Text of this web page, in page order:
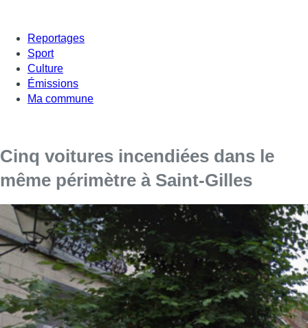
Reportages
Sport
Culture
Émissions
Ma commune
Cinq voitures incendiées dans le
même périmètre à Saint-Gilles